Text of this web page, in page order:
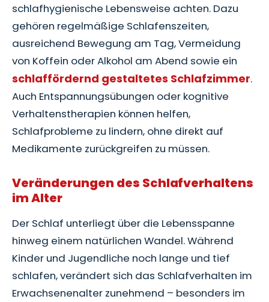
schlafhygienische Lebensweise achten. Dazu
gehören regelmäßige Schlafenszeiten,
ausreichend Bewegung am Tag, Vermeidung
von Koffein oder Alkohol am Abend sowie ein
schlaffördernd gestaltetes Schlafzimmer.
Auch Entspannungsübungen oder kognitive
Verhaltenstherapien können helfen,
Schlafprobleme zu lindern, ohne direkt auf
Medikamente zurückgreifen zu müssen.
Veränderungen des Schlafverhaltens
im Alter
Der Schlaf unterliegt über die Lebensspanne
hinweg einem natürlichen Wandel. Während
Kinder und Jugendliche noch lange und tief
schlafen, verändert sich das Schlafverhalten im
Erwachsenenalter zunehmend – besonders im